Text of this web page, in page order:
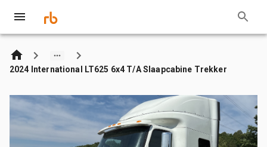
2024 International LT625 6x4 T/A Slaapcabine Trekker